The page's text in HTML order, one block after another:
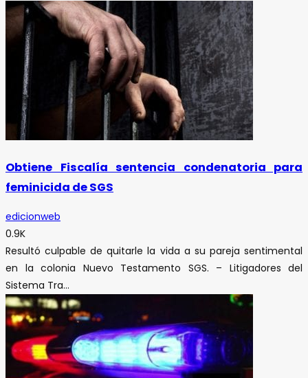
Obtiene Fiscalía sentencia condenatoria para
feminicida de SGS
edicionweb
0.9K
Resultó culpable de quitarle la vida a su pareja sentimental
en la colonia Nuevo Testamento SGS. – Litigadores del
Sistema Tra...